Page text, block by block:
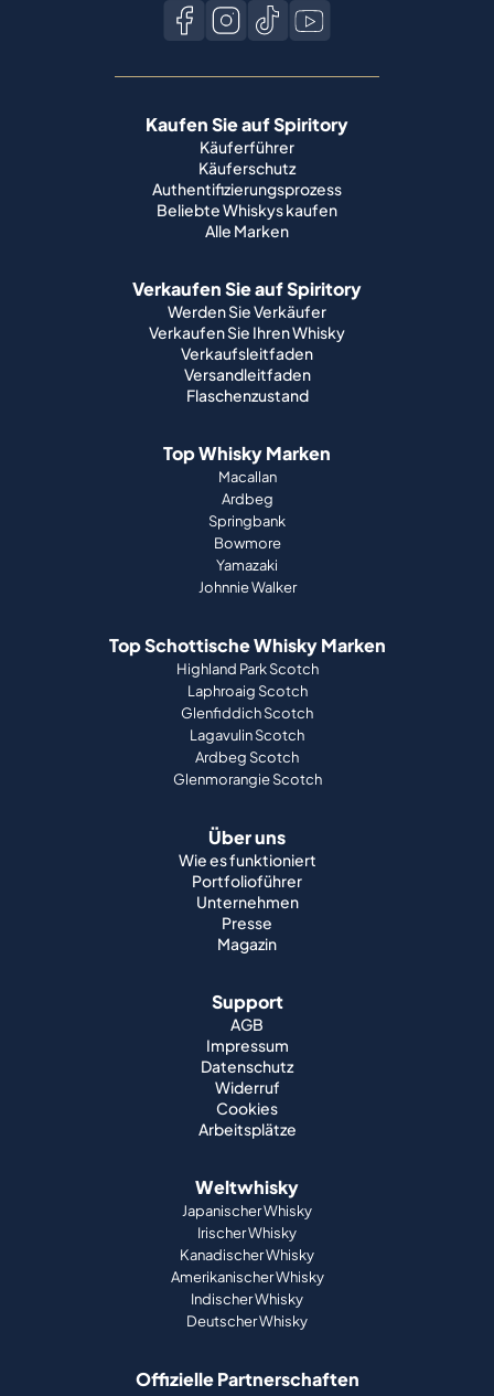
Kaufen Sie auf Spiritory
Käuferführer
Käuferschutz
Authentifizierungsprozess
Beliebte Whiskys kaufen
Alle Marken
Verkaufen Sie auf Spiritory
Werden Sie Verkäufer
Verkaufen Sie Ihren Whisky
Verkaufsleitfaden
Versandleitfaden
Flaschenzustand
Top Whisky Marken
Macallan
Ardbeg
Springbank
Bowmore
Yamazaki
Johnnie Walker
Top Schottische Whisky Marken
Highland Park Scotch
Laphroaig Scotch
Glenfiddich Scotch
Lagavulin Scotch
Ardbeg Scotch
Glenmorangie Scotch
Über uns
Wie es funktioniert
Portfolioführer
Unternehmen
Presse
Magazin
Support
AGB
Impressum
Datenschutz
Widerruf
Cookies
Arbeitsplätze
Weltwhisky
Japanischer Whisky
Irischer Whisky
Kanadischer Whisky
Amerikanischer Whisky
Indischer Whisky
Deutscher Whisky
Offizielle Partnerschaften